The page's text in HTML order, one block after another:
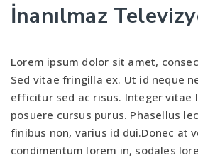
İnanılmaz
Lorem ipsum dolor sit amet,
Sed vitae fringilla ex. Ut id neque
efficitur sed ac risus. Integer vitae
posuere cursus purus. Phasellus
finibus non, varius id dui.Donec at
condimentum lorem in, sodales